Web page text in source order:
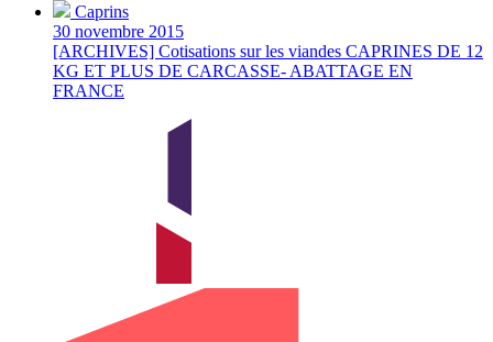
Caprins
30 novembre 2015
[ARCHIVES] Cotisations sur les viandes CAPRINES DE 12
KG ET PLUS DE CARCASSE- ABATTAGE EN
FRANCE